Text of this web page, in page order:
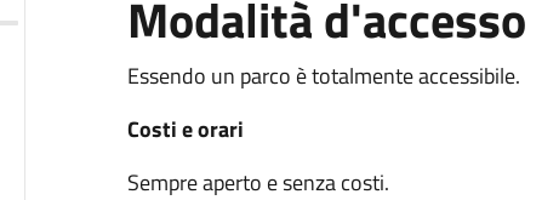
Modalità d'accesso
Essendo un parco è totalmente accessibile.
Costi e orari
Sempre aperto e senza costi.